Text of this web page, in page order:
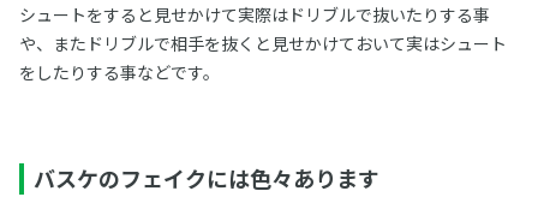
シュートをすると見せかけて実際はドリブルで抜いたりする事
や、またドリブルで相手を抜くと見せかけておいて実はシュート
をしたりする事などです。
バスケのフェイクには色々あります